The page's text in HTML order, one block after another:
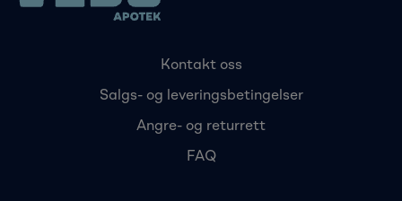
Kontakt oss
Salgs- og leveringsbetingelser
Angre- og returrett
FAQ